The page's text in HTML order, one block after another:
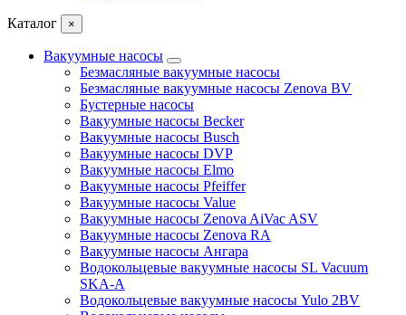
Каталог ×
Вакуумные насосы
Безмасляные вакуумные насосы
Безмасляные вакуумные насосы Zenova BV
Бустерные насосы
Вакуумные насосы Becker
Вакуумные насосы Busch
Вакуумные насосы DVP
Вакуумные насосы Elmo
Вакуумные насосы Pfeiffer
Вакуумные насосы Value
Вакуумные насосы Zenova AiVac ASV
Вакуумные насосы Zenova RA
Вакуумные насосы Ангара
Водокольцевые вакуумные насосы SL Vacuum
SKA-A
Водокольцевые вакуумные насосы Yulo 2BV